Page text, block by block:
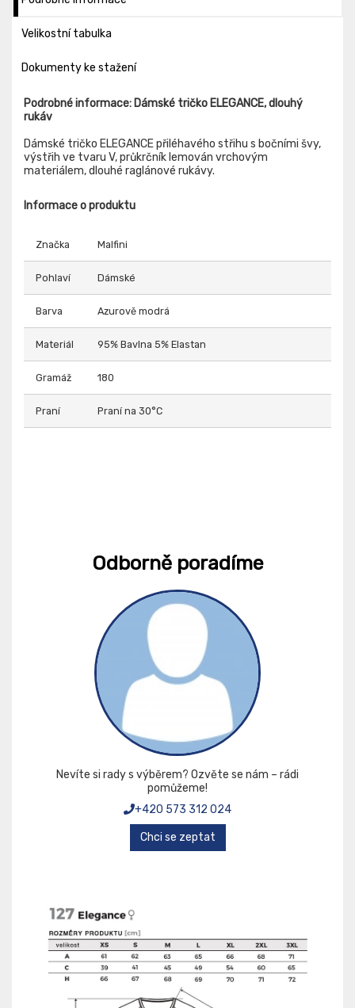
Velikostní tabulka
Dokumenty ke stažení
Podrobné informace: Dámské tričko ELEGANCE, dlouhý
rukáv
Dámské tričko ELEGANCE přiléhavého střihu s bočními švy,
výstřih ve tvaru V, průkrčník lemován vrchovým
materiálem, dlouhé raglánové rukávy.
Informace o produktu
Značka Malfini
Pohlaví Dámské
Barva Azurově modrá
Materiál 95% Bavlna 5% Elastan
Gramáž 180
Praní Praní na 30°C
Odborně poradíme
Nevíte si rady s výběrem? Ozvěte se nám – rádi
pomůžeme!
+420 573 312 024
Chci se zeptat